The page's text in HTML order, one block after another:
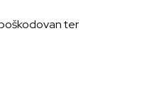
ter